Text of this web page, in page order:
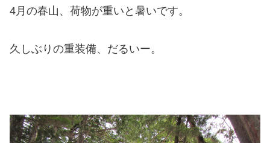
4月の春山、荷物が重いと暑いです。
久しぶりの重装備、だるいー。